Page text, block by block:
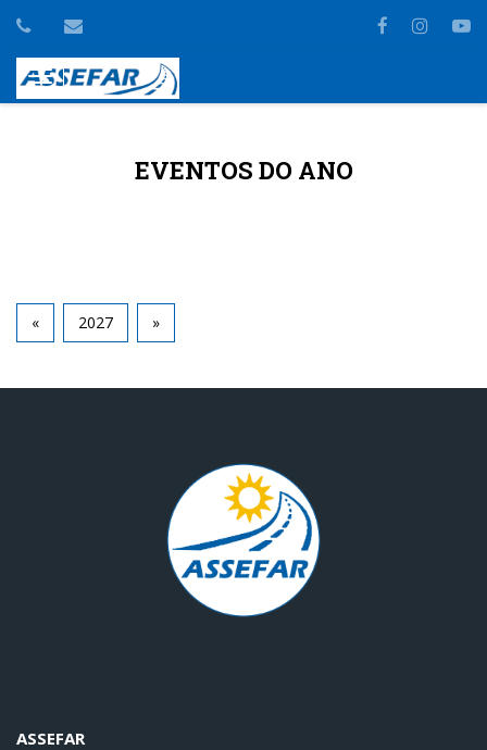
Toggle
navigation
EVENTOS DO ANO
« 2027 »
ASSEFAR